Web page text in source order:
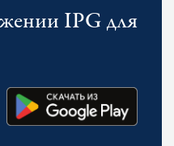
IPG для